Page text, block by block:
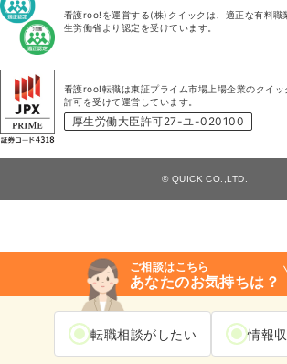
ご相談はこちら
あなたのお気持ちは？
転職相談がしたい 情報
看護roo!を運営する(株)クイックは、適正な有料職
生労働省より認定を受けています。
看護roo!転職は東証プライム市場上場企業のクイッ
許可を受けて運営しています。
厚生労働大臣許可27-ユ-020100
© QUICK CO.,LTD.